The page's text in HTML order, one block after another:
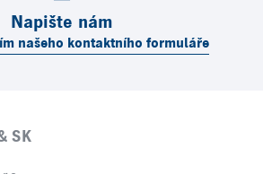
Napište nám
našeho kontaktního formuláře
SK